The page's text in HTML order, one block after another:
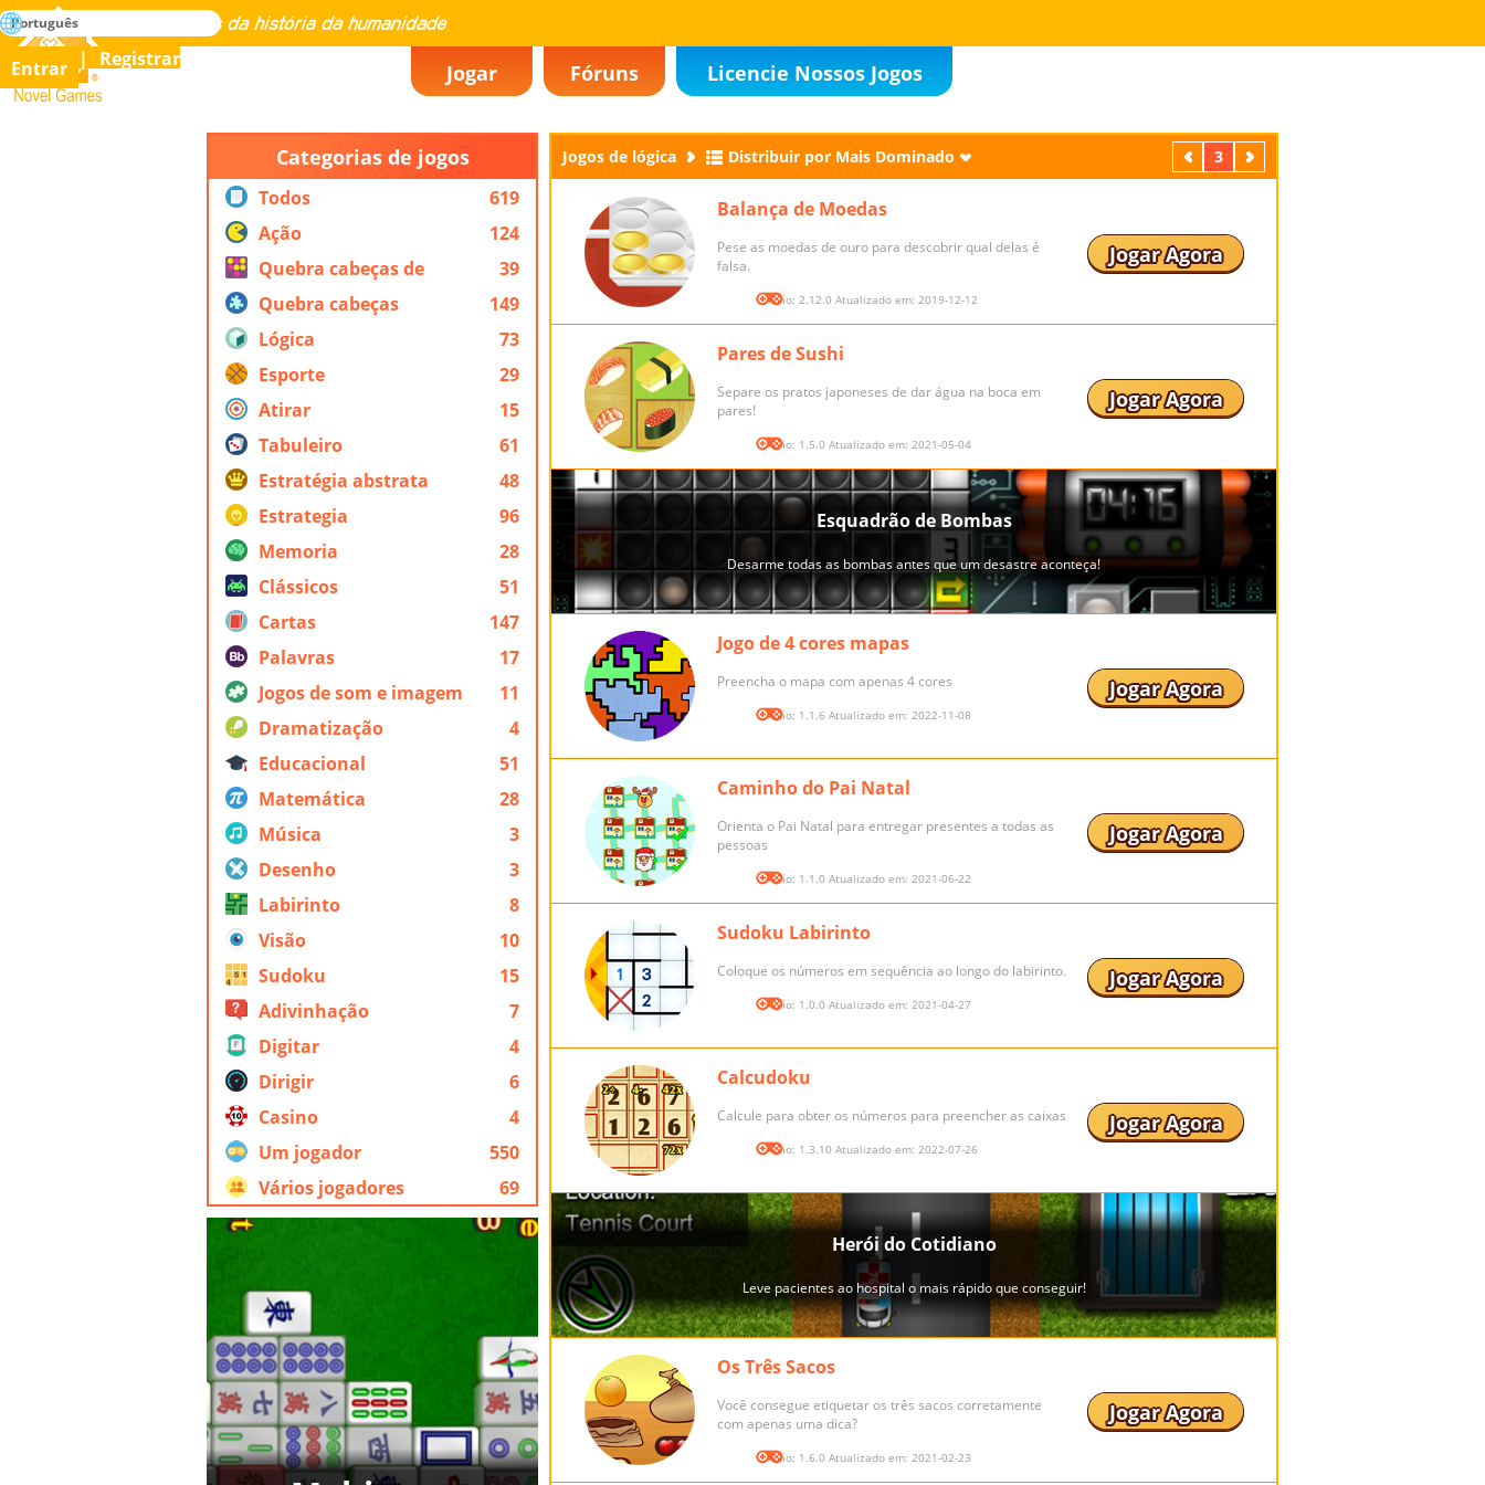
Novel Games
Dominar todos os jogos da história da humanidade
buscar
Jogar Fóruns Licencie Nossos Jogos
Entrar Registrar
Português
Categorias de jogos
Todos
619
Ação
124
Quebra cabeças de
ação
39
Quebra cabeças
149
Lógica
73
Esporte
29
Atirar
15
Tabuleiro
61
Estratégia abstrata
48
Estrategia
96
Memoria
28
Clássicos
51
Cartas
147
Palavras
17
Jogos de som e imagem
11
Dramatização
4
Educacional
51
Matemática
28
Música
3
Desenho
3
Labirinto
8
Visão
10
Sudoku
15
Adivinhação
7
Digitar
4
Dirigir
6
Casino
4
Um jogador
550
Vários jogadores
69
Jogos de lógica Distribuir por Mais Dominado Anterior
3 Próximo
Balança de Moedas
Pese as moedas de ouro para descobrir qual delas é
falsa.
Versão: 2.12.0 Atualizado em: 2019-12-12
Jogar Agora
Pares de Sushi
Separe os pratos japoneses de dar água na boca em
pares!
Versão: 1.5.0 Atualizado em: 2021-05-04
Jogar Agora
Jogo de 4 cores mapas
Preencha o mapa com apenas 4 cores
Versão: 1.1.6 Atualizado em: 2022-11-08
Jogar Agora
Caminho do Pai Natal
Orienta o Pai Natal para entregar presentes a todas as
pessoas
Versão: 1.1.0 Atualizado em: 2021-06-22
Jogar Agora
Sudoku Labirinto
Coloque os números em sequência ao longo do labirinto.
Versão: 1.0.0 Atualizado em: 2021-04-27
Jogar Agora
Calcudoku
Calcule para obter os números para preencher as caixas
Versão: 1.3.10 Atualizado em: 2022-07-26
Jogar Agora
Os Três Sacos
Você consegue etiquetar os três sacos corretamente
com apenas uma dica?
Versão: 1.6.0 Atualizado em: 2021-02-23
Jogar Agora